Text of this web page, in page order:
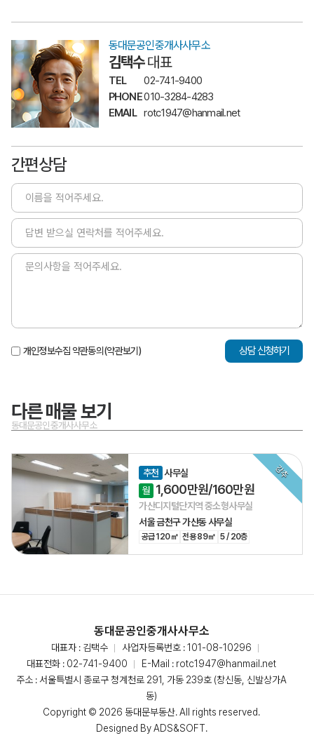
동대문공인중개사사무소
김택수대표
TEL
02-741-9400
PHONE010-3284-4283
EMAIL rotc1947@hanmail.net
간편상담
개인정보수집 약관동의(약관보기) 상담 신청하기
다른 매물 보기
동대문공인중개사사무소
강추
추천 사무실
월
1,600만원/160만원
가산디지털단지역 중소형사무실
서울 금천구 가산동사무실
공급 120㎡ 전용 89㎡ 5 / 20층
동대문공인중개사사무소
대표자 : 김택수
사업자등록번호 : 101-08-10296
대표전화 : 02-741-9400 E-Mail : rotc1947@hanmail.net
주소 : 서울특별시 종로구 청계천로 291, 가동 239호 (창신동, 신발상가A
동)
Copyright © 2026 동대문부동산. All rights reserved.
Designed ByADS&SOFT.